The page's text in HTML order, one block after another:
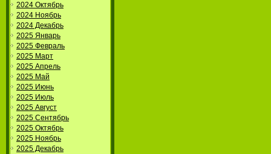
2024 Октябрь
2024 Ноябрь
2024 Декабрь
2025 Январь
2025 Февраль
2025 Март
2025 Апрель
2025 Май
2025 Июнь
2025 Июль
2025 Август
2025 Сентябрь
2025 Октябрь
2025 Ноябрь
2025 Декабрь